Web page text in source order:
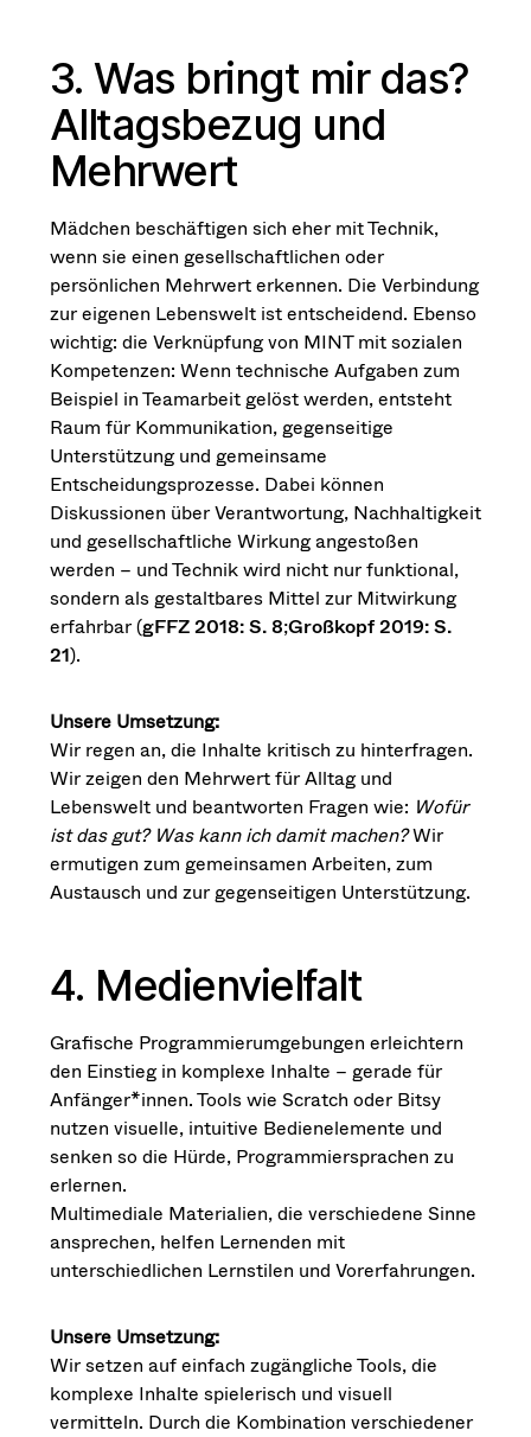
3. Was bringt mir das?
Alltagsbezug und
Mehrwert
Mädchen beschäftigen sich eher mit Technik,
wenn sie einen gesellschaftlichen oder
persönlichen Mehrwert erkennen. Die Verbindung
zur eigenen Lebenswelt ist entscheidend. Ebenso
wichtig: die Verknüpfung von MINT mit sozialen
Kompetenzen: Wenn technische Aufgaben zum
Beispiel in Teamarbeit gelöst werden, entsteht
Raum für Kommunikation, gegenseitige
Unterstützung und gemeinsame
Entscheidungsprozesse. Dabei können
Diskussionen über Verantwortung, Nachhaltigkeit
und gesellschaftliche Wirkung angestoßen
werden – und Technik wird nicht nur funktional,
sondern als gestaltbares Mittel zur Mitwirkung
erfahrbar (gFFZ 2018: S. 8;Großkopf 2019: S.
21).
Unsere Umsetzung:
Wir regen an, die Inhalte kritisch zu hinterfragen.
Wir zeigen den Mehrwert für Alltag und
Lebenswelt und beantworten Fragen wie: Wofür
ist das gut? Was kann ich damit machen?Wir
ermutigen zum gemeinsamen Arbeiten, zum
Austausch und zur gegenseitigen Unterstützung.
4. Medienvielfalt
Grafische Programmierumgebungen erleichtern
den Einstieg in komplexe Inhalte – gerade für
Anfänger*innen. Tools wie Scratch oder Bitsy
nutzen visuelle, intuitive Bedienelemente und
senken so die Hürde, Programmiersprachen zu
erlernen.
Multimediale Materialien, die verschiedene Sinne
ansprechen, helfen Lernenden mit
unterschiedlichen Lernstilen und Vorerfahrungen.
Unsere Umsetzung:
Wir setzen auf einfach zugängliche Tools, die
komplexe Inhalte spielerisch und visuell
vermitteln. Durch die Kombination verschiedener